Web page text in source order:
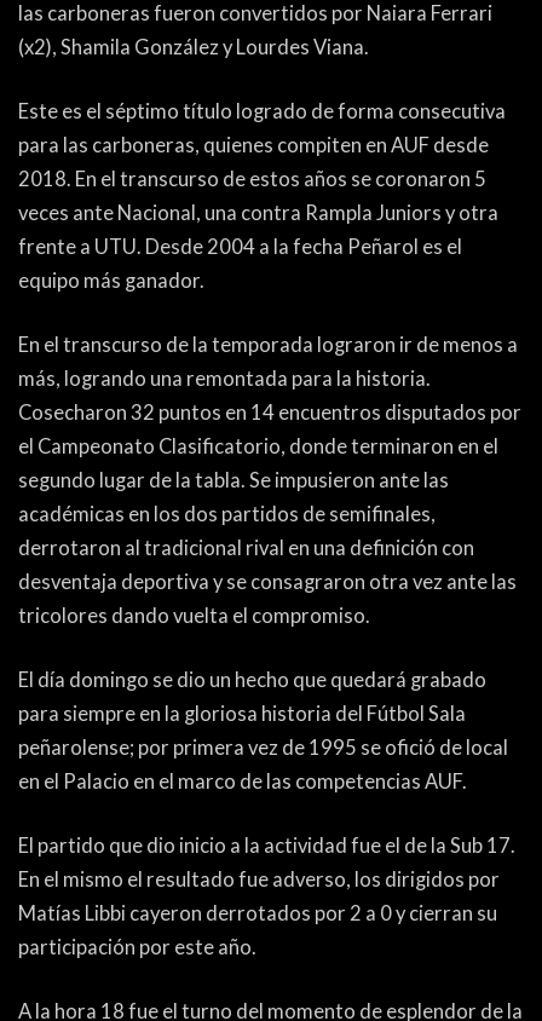
las carboneras fueron convertidos por Naiara Ferrari
(x2), Shamila González y Lourdes Viana.
Este es el séptimo título logrado de forma consecutiva
para las carboneras, quienes compiten en AUF desde
2018. En el transcurso de estos años se coronaron 5
veces ante Nacional, una contra Rampla Juniors y otra
frente a UTU. Desde 2004 a la fecha Peñarol es el
equipo más ganador.
En el transcurso de la temporada lograron ir de menos a
más, logrando una remontada para la historia.
Cosecharon 32 puntos en 14 encuentros disputados por
el Campeonato Clasificatorio, donde terminaron en el
segundo lugar de la tabla. Se impusieron ante las
académicas en los dos partidos de semifinales,
derrotaron al tradicional rival en una definición con
desventaja deportiva y se consagraron otra vez ante las
tricolores dando vuelta el compromiso.
El día domingo se dio un hecho que quedará grabado
para siempre en la gloriosa historia del Fútbol Sala
peñarolense; por primera vez de 1995 se ofició de local
en el Palacio en el marco de las competencias AUF.
El partido que dio inicio a la actividad fue el de la Sub 17.
En el mismo el resultado fue adverso, los dirigidos por
Matías Libbi cayeron derrotados por 2 a 0 y cierran su
participación por este año.
A la hora 18 fue el turno del momento de esplendor de la